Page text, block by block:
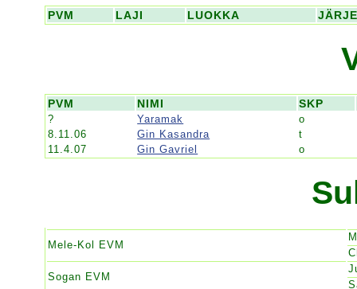
PVM LAJI LUOKKA
PVM NIMI SKP
? Yaramak
o
8.11.06
Gin Kasandra
t
11.4.07
Gin Gavriel o
Mele-Kol EVM
Sogan EVM